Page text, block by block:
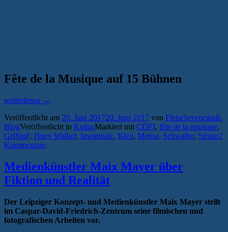
Fête de la Musique auf 15 Bühnen
„Ohren
Die
Fête
de
la
2017
in
Greifswald“
weiterlesen →
Veröffentlicht am 20. Juni 201720. Juni 2017 von Fleischervorstadt-
BlogVeröffentlicht in KulturMarkiert mit CDFI, fête de la musique,
GrIStuF, Huey Walker, Insomnale, Klex, Mensa, Schwalbe, Straze2
Kommentare
Medienkünstler Maix Mayer über
Fiktion und Realität
Der Leipziger Konzept- und Medienkünstler Maix Mayer stellt
im Caspar-David-Friedrich-Zentrum seine filmischen und
fotografischen Arbeiten vor.